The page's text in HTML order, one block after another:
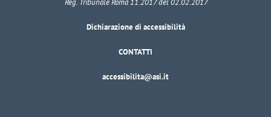
Reg. Tribunale Roma 11.2017 del 02.02.2017
Dichiarazione di accessibilità
CONTATTI
accessibilita@asi.it